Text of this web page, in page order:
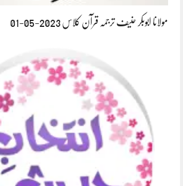
مولانا ابوبکر حنیف ترجمہ قرآن کلاس 2023-05-01